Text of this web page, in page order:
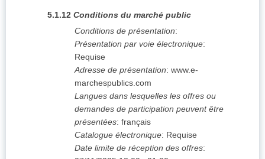
5.1.12 Conditions du marché public
Conditions de présentation:
Présentation par voie électronique:
Requise
Adresse de présentation: www.e-
marchespublics.com
Langues dans lesquelles les offres ou
demandes de participation peuvent être
présentées: français
Catalogue électronique: Requise
Date limite de réception des offres: